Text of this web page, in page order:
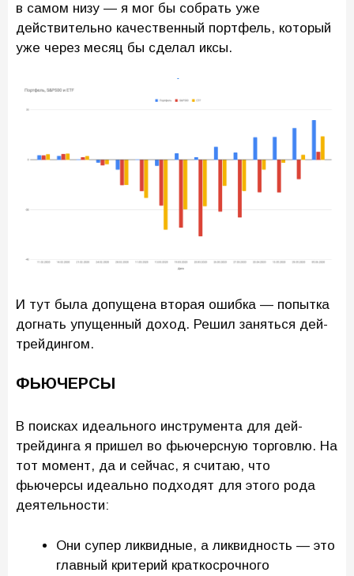
в самом низу — я мог бы собрать уже
действительно качественный портфель, который
уже через месяц бы сделал иксы.
И тут была допущена вторая ошибка — попытка
догнать упущенный доход. Решил заняться дей-
трейдингом.
ФЬЮЧЕРСЫ
В поисках идеального инструмента для дей-
трейдинга я пришел во фьючерсную торговлю. На
тот момент, да и сейчас, я считаю, что
фьючерсы идеально подходят для этого рода
деятельности:
Они супер ликвидные, а ликвидность — это
главный критерий краткосрочного